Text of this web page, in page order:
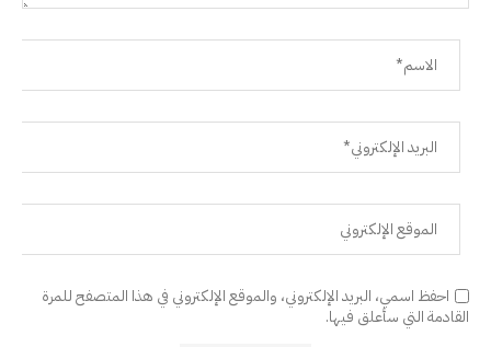
احفظ اسمي، البريد الإلكتروني، والموقع الإلكتروني في هذا المتصفح للمرة
القادمة التي سأعلق فيها.